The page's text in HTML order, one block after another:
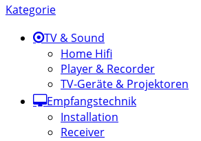
Kategorie
TV & Sound
Home Hifi
Player & Recorder
TV-Geräte & Projektoren
Empfangstechnik
Installation
Receiver